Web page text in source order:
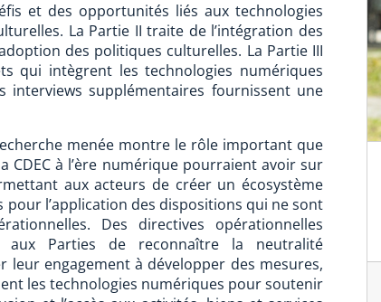
et des opportunités liés aux technologies
La Partie II traite de l’intégration des
des politiques culturelles. La Partie III
qui intègrent les technologies numériques
supplémentaires fournissent une
menée montre le rôle important que
CDEC à l’ère numérique pourraient avoir sur
aux acteurs de créer un écosystème
l’application des dispositions qui ne sont
Des directives opérationnelles
Parties de reconnaître la neutralité
leur engagement à développer des mesures,
les technologies numériques pour soutenir